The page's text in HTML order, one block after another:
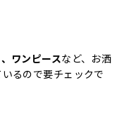
ワンピースなど、お洒
るので要チェックで